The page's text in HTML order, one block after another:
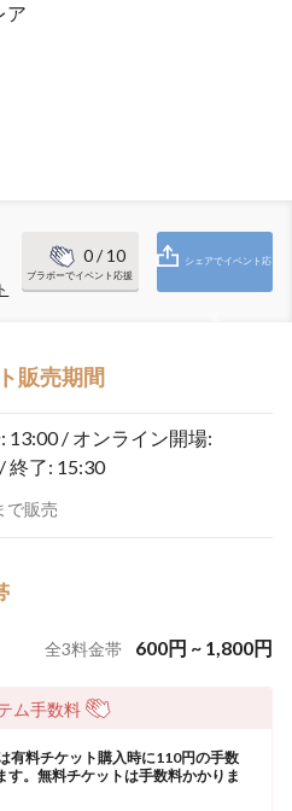
ア
0/ 10
ブラボーでイベント応援
シェアでイベント応
販売期間
13:00 / オンライン開場:
終了: 15:30
で販売
全3料金帯 600円 ~ 1,800円
ム手数料
有料チケット購入時に110円の手数
。無料チケットは手数料かかりま